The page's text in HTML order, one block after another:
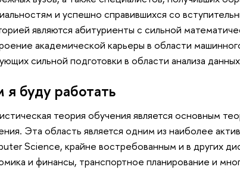
и успешно справившихся со
являются абитуриенты с сильной
академической карьеры в области
сильной подготовки в области анализа
я буду работать
теория обучения является основным
Эта область является одним из наиболее
Science, крайне востребованным и в других
и финансы, транспортное планирование и